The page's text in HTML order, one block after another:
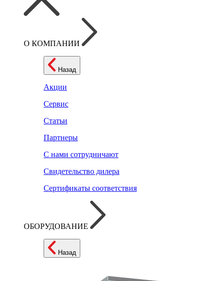
О КОМПАНИИ
Назад
Акции
Сервис
Статьи
Партнеры
С нами сотрудничают
Свидетельство дилера
Сертификаты соответствия
ОБОРУДОВАНИЕ
Назад